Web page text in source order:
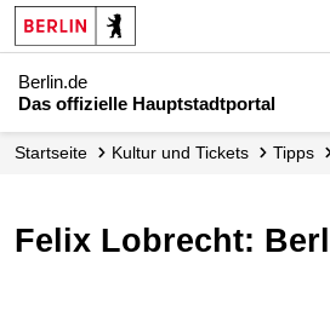
Berlin.de
Das offizielle Hauptstadtportal
Startseite Kultur und Tickets Tipps
Felix Lobrecht: